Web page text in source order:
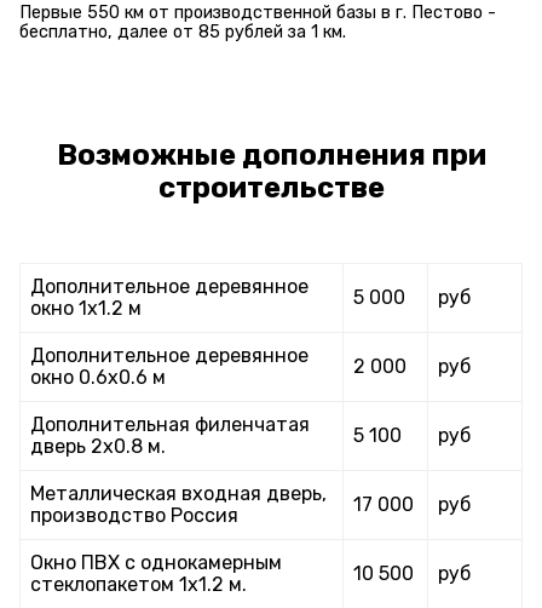
Первые 550 км от производственной базы в г. Пестово -
бесплатно, далее от 85 рублей за 1 км.
Возможные дополнения при
строительстве
Дополнительное деревянное
окно 1х1.2 м
5 000 руб
Дополнительное деревянное
окно 0.6х0.6 м
2 000 руб
Дополнительная филенчатая
дверь 2х0.8 м.
5 100 руб
Металлическая входная дверь,
производство Россия
17 000 руб
Окно ПВХ с однокамерным
стеклопакетом 1х1.2 м.
10 500 руб